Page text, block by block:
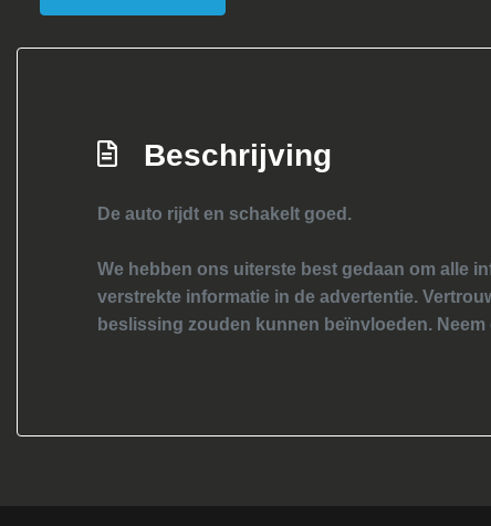
Beschrijving
De auto rijdt en schakelt goed.
We hebben ons uiterste best gedaan om alle
verstrekte informatie in de advertentie.
beslissing zouden kunnen beïnvloeden.